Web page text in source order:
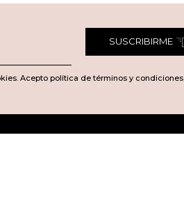
SUSCRIBIRME
Acepto política de términos y condiciones